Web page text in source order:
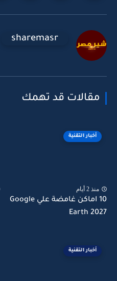
sharemasr
مقالات قد تهمك
أخبار التقنية
منذ 2 أيام
10 اماكن غامضة علي Google
Earth 2027
أخبار التقنية